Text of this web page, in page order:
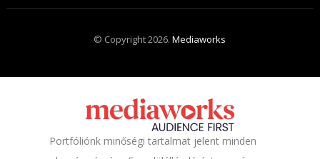
© Copyright 2026.Mediaworks
Portfóliónk minőségi tartalmat jelent minden